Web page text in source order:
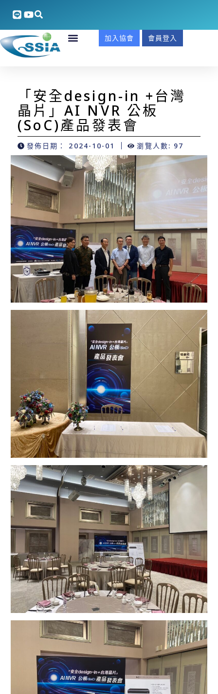
加入協會 會員登入
「安全design-in +台灣
晶片」AI NVR 公板
(SoC)產品發表會
發佈日期： 2024-10-01 瀏覽人數: 97